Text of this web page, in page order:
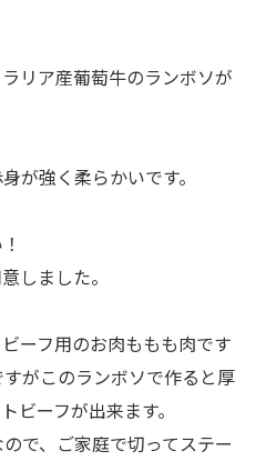
リア産葡萄牛のランボソが
が強く柔らかいです。
しました。
ーフ用のお肉ももも肉です
がこのランボソで作ると厚
ビーフが出来ます。
で、ご家庭で切ってステー